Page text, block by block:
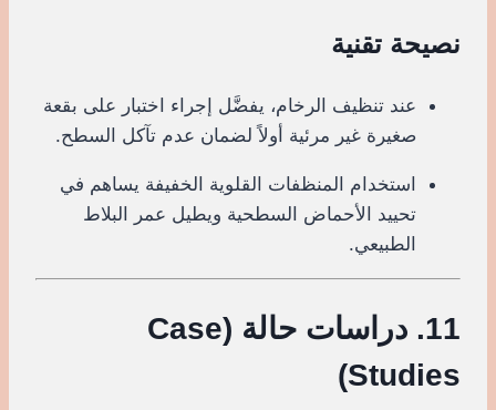
نصيحة تقنية
عند تنظيف الرخام، يفضَّل إجراء اختبار على بقعة
صغيرة غير مرئية أولاً لضمان عدم تآكل السطح.
استخدام المنظفات القلوية الخفيفة يساهم في
تحييد الأحماض السطحية ويطيل عمر البلاط
الطبيعي.
11. دراسات حالة (Case
Studies)